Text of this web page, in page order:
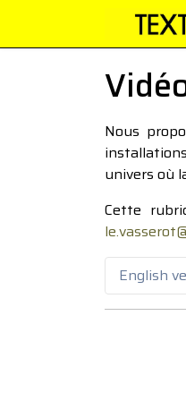
Nous
univers où
Cette
English